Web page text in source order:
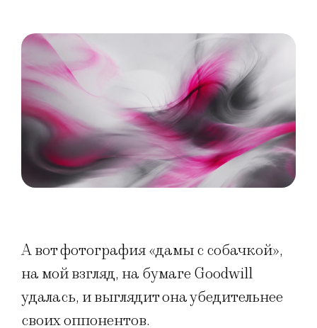
А вот фотография «дамы с собачкой»,
на мой взгляд, на бумаге Goodwill
удалась, и выглядит она убедительнее
своих оппонентов.